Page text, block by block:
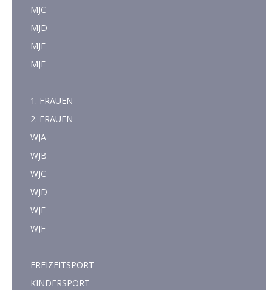
MJC
MJD
MJE
MJF
1. FRAUEN
2. FRAUEN
WJA
WJB
WJC
WJD
WJE
WJF
FREIZEITSPORT
KINDERSPORT